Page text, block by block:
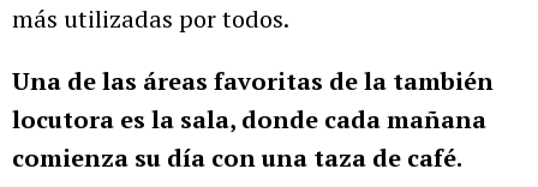
más utilizadas por todos.
Una de las áreas favoritas de la también
locutora es la sala, donde cada mañana
comienza su día con una taza de café.